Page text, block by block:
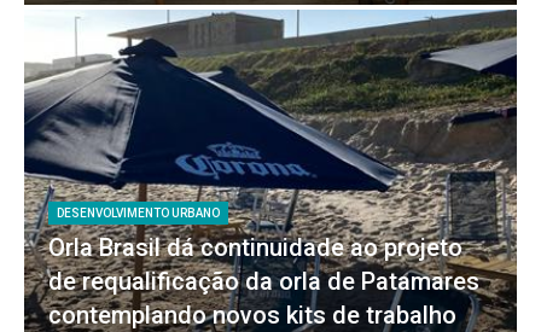
DESENVOLVIMENTO URBANO
Orla Brasil dá continuidade ao projeto
de requalificação da orla de Patamares
contemplando novos kits de trabalho